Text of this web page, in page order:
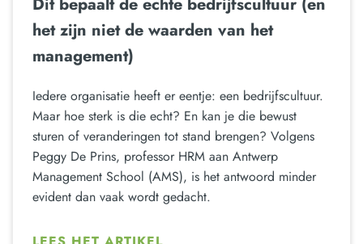
het zijn niet de waarden van het
management)
Iedere organisatie heeft er eentje: een bedrijfscultuur.
Maar hoe sterk is die echt? En kan je die bewust
sturen of veranderingen tot stand brengen? Volgens
Peggy De Prins, professor HRM aan Antwerp
Management School (AMS), is het antwoord minder
evident dan vaak wordt gedacht.